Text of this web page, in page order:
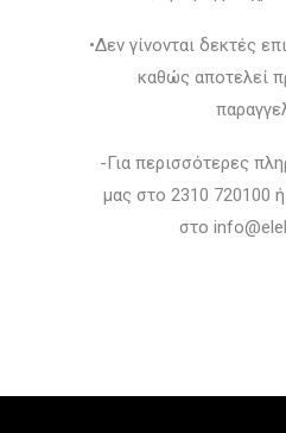
•Δεν γίνονται δεκτές
καθώς αποτελεί
-Για περισσότερες
μας στο 2310 720100 ή
στο